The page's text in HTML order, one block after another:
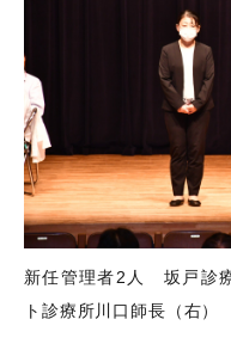
新任管理者2人 坂戸診
ト診療所川口師長（右）